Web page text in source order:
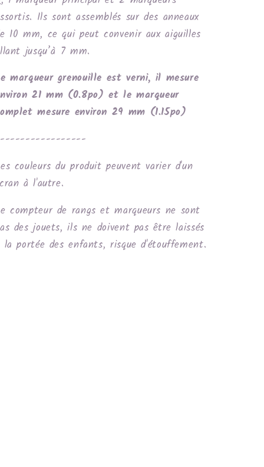
Ils sont assemblés sur des anneaux
10 mm, ce qui peut convenir aux aiguilles
jusqu’à 7 mm.
marqueur grenouille est verni, il mesure
21 mm (0.8po) et le marqueur
mesure environ 29 mm (1.15po)
couleurs du produit peuvent varier d'un
à l'autre.
compteur de rangs et marqueurs ne sont
des jouets, ils ne doivent pas être laissés
la portée des enfants, risque d'étouffement.